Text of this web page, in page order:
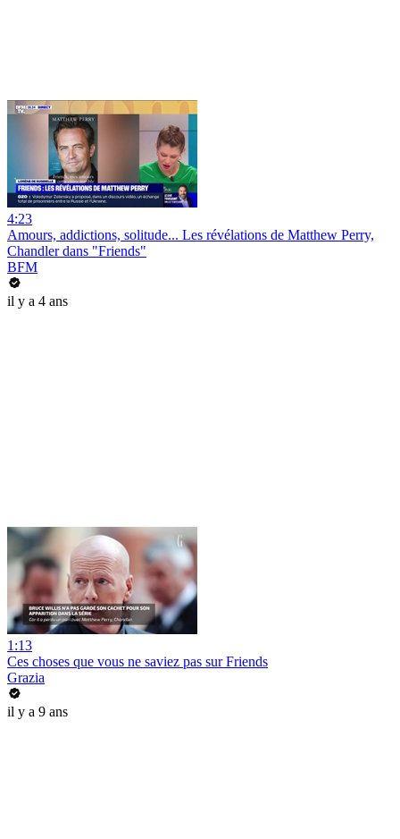
4:23
Amours, addictions, solitude... Les révélations de Matthew Perry,
Chandler dans "Friends"
BFM
il y a 4 ans
1:13
Ces choses que vous ne saviez pas sur Friends
Grazia
il y a 9 ans